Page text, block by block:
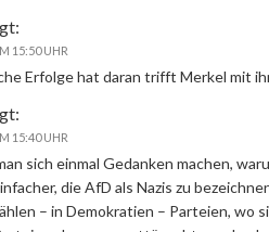
15:50 UHR
Erfolge hat daran trifft Merkel mit
15:40 UHR
sich einmal Gedanken machen,
die AfD als Nazis zu
– in Demokratien – Parteien, wo